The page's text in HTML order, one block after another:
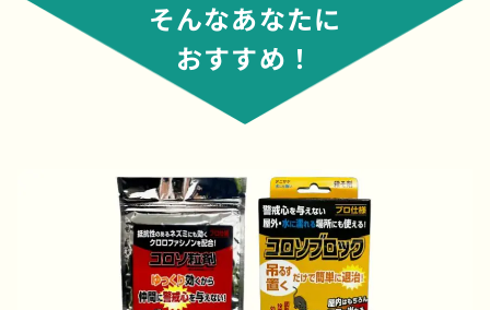
そんなあなたに
おすすめ！